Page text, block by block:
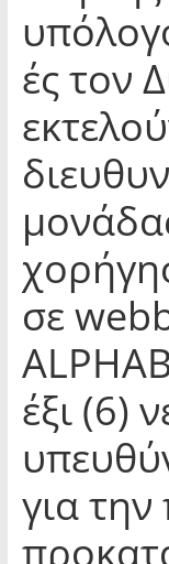
ές τον
σε
έξι (6)
για την